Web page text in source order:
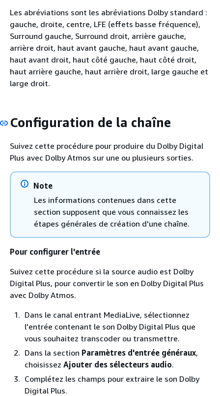
Les abréviations sont les abréviations Dolby standard :
gauche, droite, centre, LFE (effets basse fréquence),
Surround gauche, Surround droit, arrière gauche,
arrière droit, haut avant gauche, haut avant gauche,
haut avant droit, haut côté gauche, haut côté droit,
haut arrière gauche, haut arrière droit, large gauche et
large droit.
Configuration de la chaîne
Suivez cette procédure pour produire du Dolby Digital
Plus avec Dolby Atmos sur une ou plusieurs sorties.
Note
Les informations contenues dans cette
section supposent que vous connaissez les
étapes générales de création d'une chaîne.
Pour configurer l'entrée
Suivez cette procédure si la source audio est Dolby
Digital Plus, pour convertir le son en Dolby Digital Plus
avec Dolby Atmos.
Dans le canal entrant MediaLive, sélectionnez
l'entrée contenant le son Dolby Digital Plus que
vous souhaitez transcoder ou transmettre.
Dans la section Paramètres d'entrée généraux,
choisissez Ajouter des sélecteurs audio.
Complétez les champs pour extraire le son Dolby
Digital Plus.